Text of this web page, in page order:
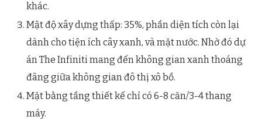
khác.
Mật độ xây dựng thấp: 35%, phần diện tích còn lại
dành cho tiện ích cây xanh, và mặt nước. Nhờ đó dự
án The Infiniti mang đến không gian xanh thoáng
đãng giữa không gian đô thị xô bồ.
Mặt bằng tầng thiết kế chỉ có 6-8 căn/3-4 thang
máy.